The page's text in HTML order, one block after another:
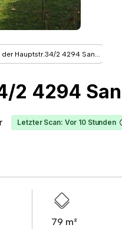
Hauptstr.34/2 4294 San...
Letzter Scan: Vor 10 Stunden
79 m²